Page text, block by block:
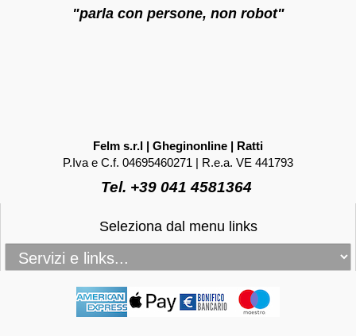
"parla con persone, non robot"
Felm s.r.l | Gheginonline | Ratti
P.Iva e C.f. 04695460271 | R.e.a. VE 441793
Tel. +39 041 4581364
Seleziona dal menu links